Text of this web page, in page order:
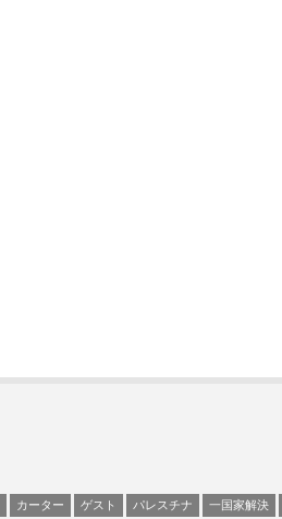
カーター ゲスト パレスチナ 一国家解決